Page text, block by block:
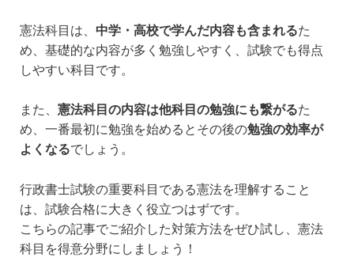
憲法科目は、 中学・高校で学んだ内容も含まれるた
め、基礎的な内容が多く勉強しやすく、試験でも得点
しやすい科目です。
また、 憲法科目の内容は他科目の勉強にも繋がるた
め、一番最初に勉強を始めるとその後の勉強の効率が
よくなるでしょう。
行政書士試験の重要科目である憲法を理解すること
は、試験合格に大きく役立つはずです。
こちらの記事でご紹介した対策方法をぜひ試し、憲法
科目を得意分野にしましょう！